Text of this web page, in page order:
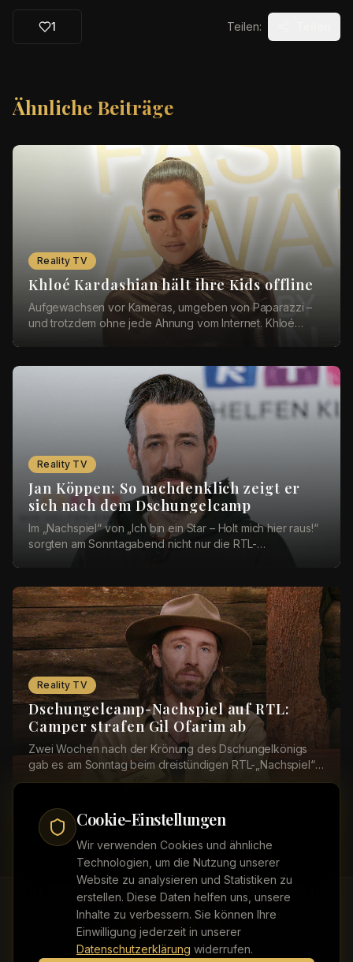
Cookie-Einstellungen
Wir verwenden Cookies und ähnliche
Technologien, um die Nutzung unserer
Website zu analysieren und Statistiken zu
erstellen. Diese Daten helfen uns, unsere
Inhalte zu verbessern. Sie können Ihre
Einwilligung jederzeit in unserer
Datenschutzerklärung widerrufen.
1 Teilen:
Ähnliche Beiträge
Reality TV
Khloé Kardashian hält ihre Kids offline
Aufgewachsen vor Kameras, umgeben von Paparazzi –
und trotzdem ohne jede Ahnung vom Internet. Khloé
Reality TV
Jan Köppen: So nachdenklich zeigt er
sich nach dem Dschungelcamp
Im „Nachspiel“ von „Ich bin ein Star – Holt mich hier raus!“
sorgten am Sonntagabend nicht nur die RTL-
Reality TV
Dschungelcamp-Nachspiel auf RTL:
Camper strafen Gil Ofarim ab
Zwei Wochen nach der Krönung des Dschungelkönigs
gab es am Sonntag beim dreistündigen RTL-„Nachspiel“
von „Ich bin ein Star – Holt mich hier raus!“ (a...
KontaktImpressumDatenschutzWerbung buchen